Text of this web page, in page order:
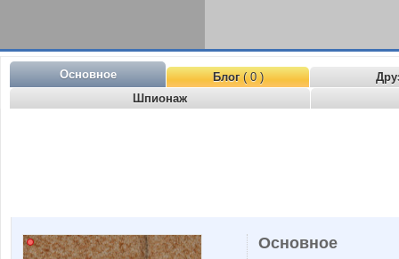
Основное Блог( 0 )
Шпионаж
Основное